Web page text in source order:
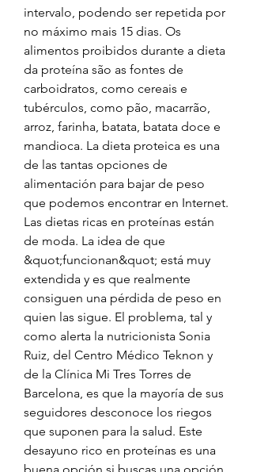
intervalo, podendo ser repetida por
no máximo mais 15 dias. Os
alimentos proibidos durante a dieta
da proteína são as fontes de
carboidratos, como cereais e
tubérculos, como pão, macarrão,
arroz, farinha, batata, batata doce e
mandioca. La dieta proteica es una
de las tantas opciones de
alimentación para bajar de peso
que podemos encontrar en Internet.
Las dietas ricas en proteínas están
de moda. La idea de que
&quot;funcionan&quot; está muy
extendida y es que realmente
consiguen una pérdida de peso en
quien las sigue. El problema, tal y
como alerta la nutricionista Sonia
Ruiz, del Centro Médico Teknon y
de la Clínica Mi Tres Torres de
Barcelona, es que la mayoría de sus
seguidores desconoce los riegos
que suponen para la salud. Este
desayuno rico en proteínas es una